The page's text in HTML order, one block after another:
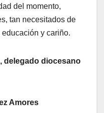
del momento,
tan necesitados de
y cariño.
delegado diocesano
Amores